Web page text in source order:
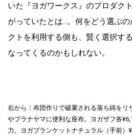
いた『ヨガワークス』のプロダク
がっていたとは…。何をどう選ぶ
クトを利用する側も、賢く選択す
なってくるのかもしれない。
右から：布団作りで破棄される落ち綿をリ
やプラナヤマに便利な座布。ヨガザフ各
力。ヨガブランケットナチュラル（手前）